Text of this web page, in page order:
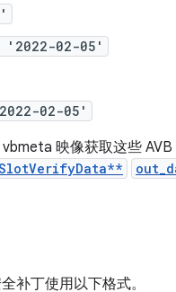
'2022-02-05'
02-05'
映像获取这些
补丁使用以下格式。